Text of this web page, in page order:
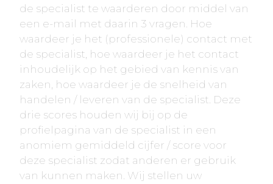
de specialist te waarderen door middel van
een e-mail met daarin 3 vragen. Hoe
waardeer je het (professionele) contact met
de specialist, hoe waardeer je het contact
inhoudelijk op het gebied van kennis van
zaken, hoe waardeer je de snelheid van
handelen / leveren van de specialist. Deze
drie scores houden wij bij op de
profielpagina van de specialist in een
anomiem gemiddeld cijfer / score voor
deze specialist zodat anderen er gebruik
van kunnen maken. Wij stellen uw